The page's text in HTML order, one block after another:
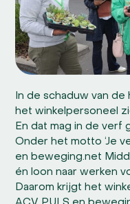
In de schaduw van
het winkelpersoneel
En dat mag in de verf
Onder het motto ‘Je
en beweging.net
én loon naar werken
Daarom krijgt het